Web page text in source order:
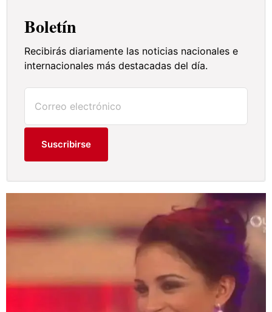
Boletín
Recibirás diariamente las noticias nacionales e
internacionales más destacadas del día.
Suscribirse